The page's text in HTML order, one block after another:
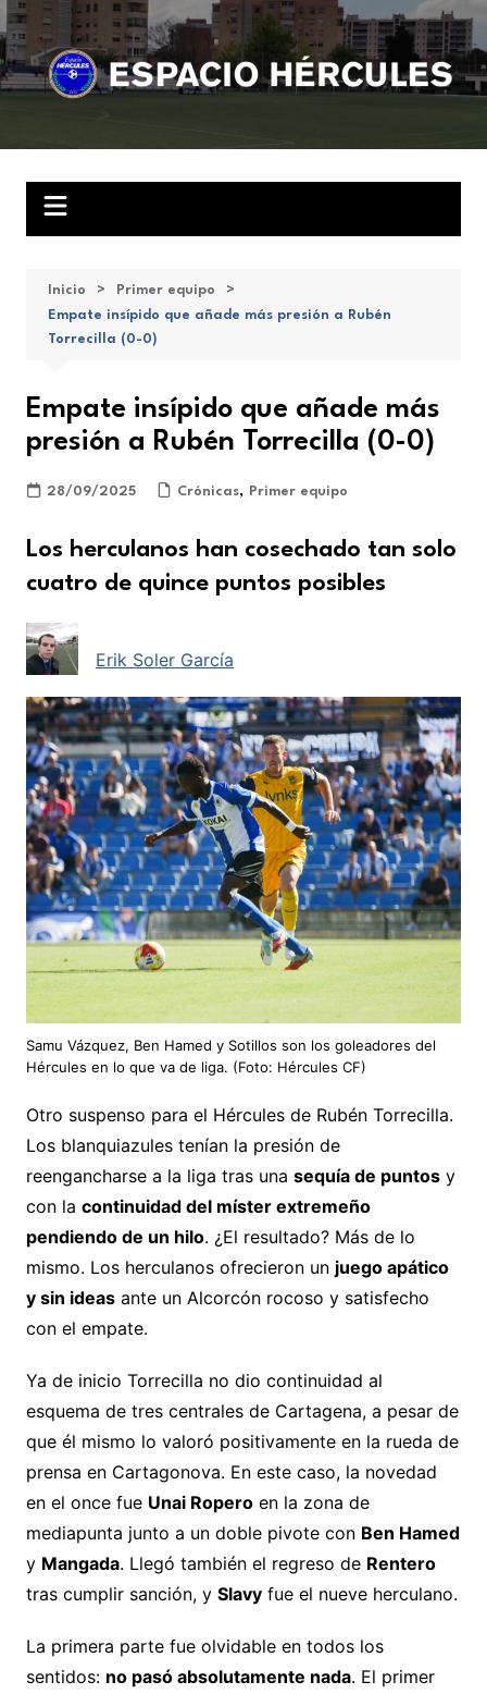
Saltar
al
contenido
Inicio
Primer equipo
Empate insípido que añade más presión a Rubén
Torrecilla (0-0)
Empate insípido que añade más
presión a Rubén Torrecilla (0-0)
28/09/2025 Crónicas, Primer equipo
Los herculanos han cosechado tan solo
cuatro de quince puntos posibles
Erik Soler García
Samu Vázquez, Ben Hamed y Sotillos son los goleadores del
Hércules en lo que va de liga. (Foto: Hércules CF)
Otro suspenso para el Hércules de Rubén Torrecilla.
Los blanquiazules tenían la presión de
reengancharse a la liga tras una sequía de puntosy
con la continuidad del míster extremeño
pendiendo de un hilo. ¿El resultado? Más de lo
mismo. Los herculanos ofrecieron un juego apático
y sin ideasante un Alcorcón rocoso y satisfecho
con el empate.
Ya de inicio Torrecilla no dio continuidad al
esquema de tres centrales de Cartagena, a pesar de
que él mismo lo valoró positivamente en la rueda de
prensa en Cartagonova. En este caso, la novedad
en el once fue Unai Roperoen la zona de
mediapunta junto a un doble pivote con Ben Hamed
y Mangada. Llegó también el regreso de Rentero
tras cumplir sanción, y Slavyfue el nueve herculano.
La primera parte fue olvidable en todos los
sentidos: no pasó absolutamente nada. El primer